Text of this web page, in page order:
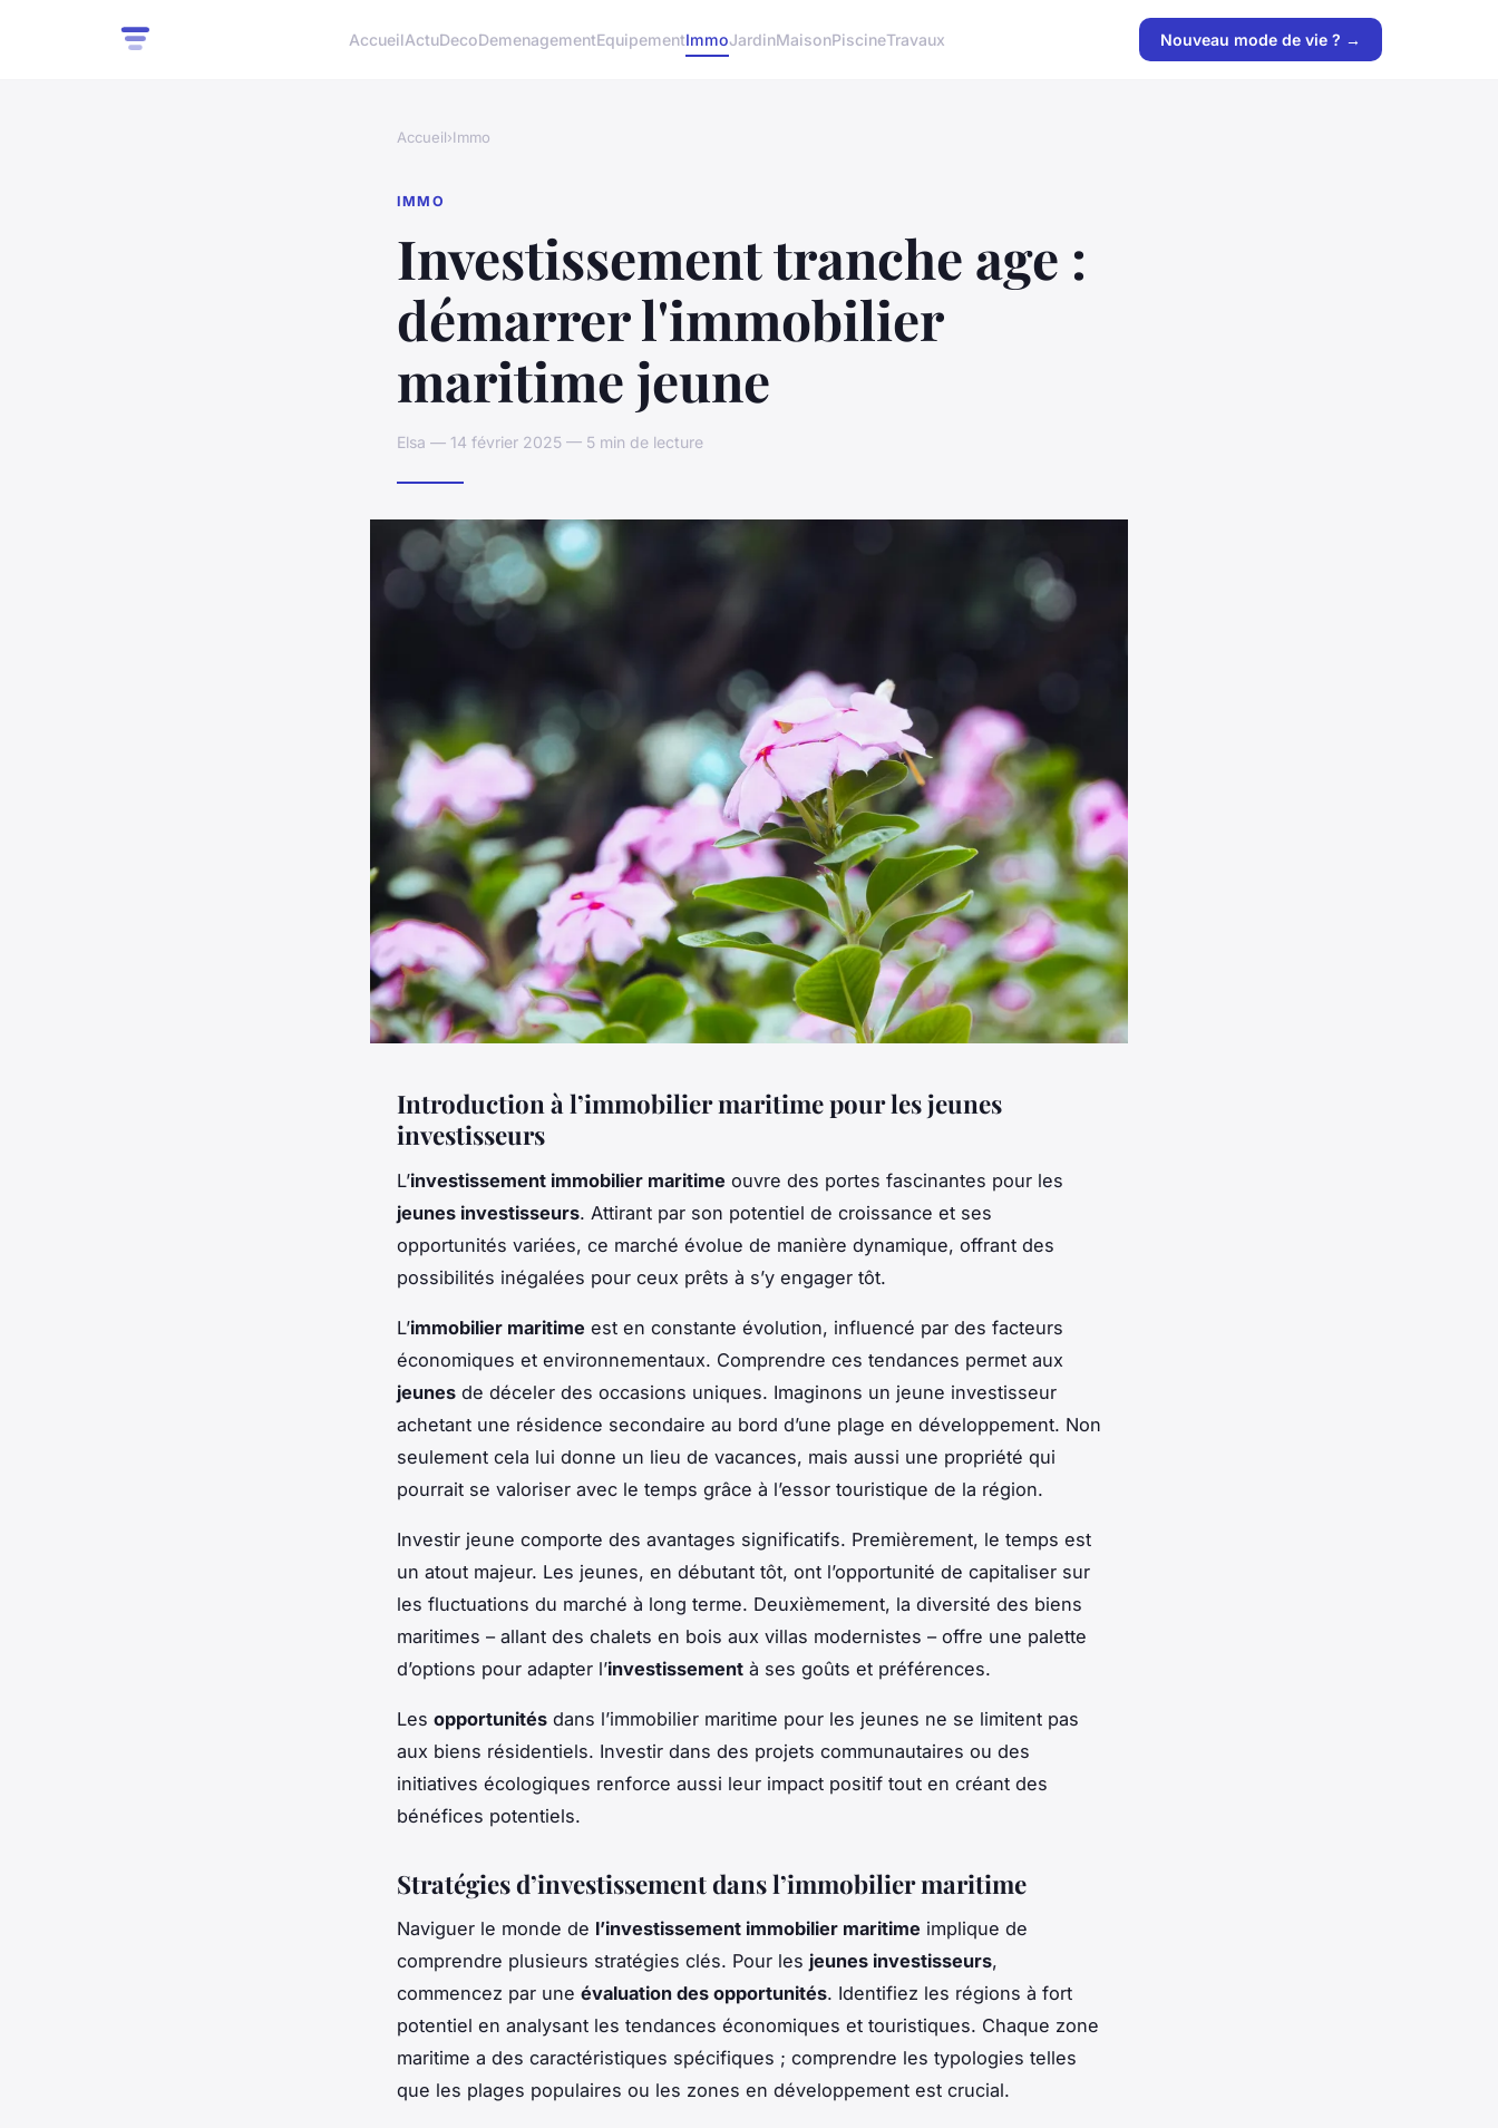
AccueilActuDecoDemenagementEquipementImmoJardinMaisonPiscineTravaux Nouveau mode de vie ? →
Accueil›Immo
IMMO
Investissement tranche age :
démarrer l'immobilier
maritime jeune
Elsa — 14 février 2025 — 5 min de lecture
Introduction à l’immobilier maritime pour les jeunes
investisseurs
L’investissement immobilier maritime ouvre des portes fascinantes pour les
jeunes investisseurs. Attirant par son potentiel de croissance et ses
opportunités variées, ce marché évolue de manière dynamique, offrant des
possibilités inégalées pour ceux prêts à s’y engager tôt.
L’immobilier maritime est en constante évolution, influencé par des facteurs
économiques et environnementaux. Comprendre ces tendances permet aux
jeunes de déceler des occasions uniques. Imaginons un jeune investisseur
achetant une résidence secondaire au bord d’une plage en développement. Non
seulement cela lui donne un lieu de vacances, mais aussi une propriété qui
pourrait se valoriser avec le temps grâce à l’essor touristique de la région.
Investir jeune comporte des avantages significatifs. Premièrement, le temps est
un atout majeur. Les jeunes, en débutant tôt, ont l’opportunité de capitaliser sur
les fluctuations du marché à long terme. Deuxièmement, la diversité des biens
maritimes – allant des chalets en bois aux villas modernistes – offre une palette
d’options pour adapter l’investissement à ses goûts et préférences.
Les opportunités dans l’immobilier maritime pour les jeunes ne se limitent pas
aux biens résidentiels. Investir dans des projets communautaires ou des
initiatives écologiques renforce aussi leur impact positif tout en créant des
bénéfices potentiels.
Stratégies d’investissement dans l’immobilier maritime
Naviguer le monde de l’investissement immobilier maritime implique de
comprendre plusieurs stratégies clés. Pour les jeunes investisseurs,
commencez par une évaluation des opportunités. Identifiez les régions à fort
potentiel en analysant les tendances économiques et touristiques. Chaque zone
maritime a des caractéristiques spécifiques ; comprendre les typologies telles
que les plages populaires ou les zones en développement est crucial.